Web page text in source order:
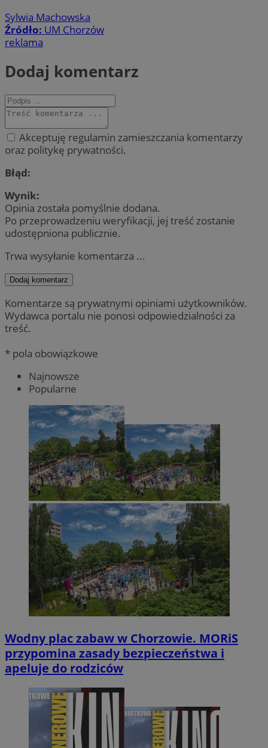
Sylwia Machowska
Źródło: UM Chorzów
reklama
Dodaj komentarz
Akceptuję regulamin zamieszczania komentarzy
oraz politykę prywatności.
Błąd:
Wynik:
Opinia została pomyślnie dodana.
Po przeprowadzeniu weryfikacji, jej treść zostanie
udostępniona publicznie.
Trwa wysyłanie komentarza ...
Dodaj komentarz
Komentarze są prywatnymi opiniami użytkowników.
Wydawca portalu nie ponosi odpowiedzialności za
treść.
* pola obowiązkowe
Najnowsze
Popularne
Wodny plac zabaw w Chorzowie. MORiS
przypomina zasady bezpieczeństwa i
apeluje do rodziców